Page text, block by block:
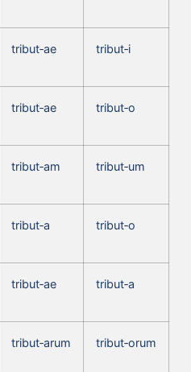
tribut‑ae tribut‑i
tribut‑ae tribut‑o
tribut‑am tribut‑um
tribut‑a tribut‑o
tribut‑ae tribut‑a
tribut‑arum tribut‑orum